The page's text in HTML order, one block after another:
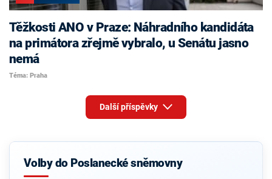
Těžkosti ANO v Praze: Náhradního kandidáta
na primátora zřejmě vybralo, u Senátu jasno
nemá
Téma: Praha
Další příspěvky
Volby do Poslanecké sněmovny